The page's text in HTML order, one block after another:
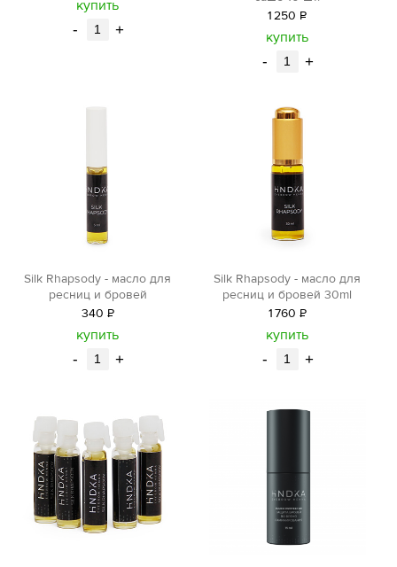
купить
- +
1250 Р
уб.
купить
- +
Silk Rhapsody - масло для
ресниц и бровей
340 Р
уб.
купить
- +
Silk Rhapsody - масло для
ресниц и бровей 30ml
1760 Р
уб.
купить
- +